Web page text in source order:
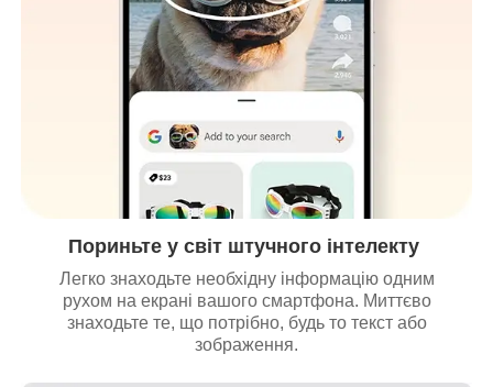
Пориньте у світ штучного інтелекту
Легко знаходьте необхідну інформацію одним
рухом на екрані вашого смартфона. Миттєво
знаходьте те, що потрібно, будь то текст або
зображення.